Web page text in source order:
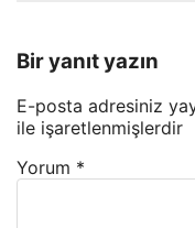
Bir yanıt yazın
E-posta adresiniz
ile işaretlenmişlerdir
Yorum *